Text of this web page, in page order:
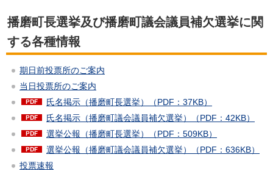
播磨町長選挙及び播磨町議会議員補欠選挙に関
する各種情報
期日前投票所のご案内
当日投票所のご案内
氏名掲示（播磨町長選挙）（PDF：37KB）
氏名掲示（播磨町議会議員補欠選挙）（PDF：42KB）
選挙公報（播磨町長選挙）（PDF：509KB）
選挙公報（播磨町議会議員補欠選挙）（PDF：636KB）
投票速報